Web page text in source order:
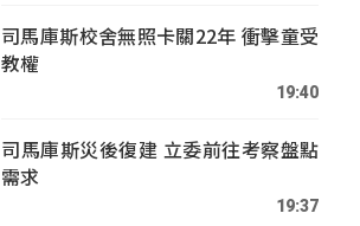
司馬庫斯校舍無照卡關22年 衝擊童受
教權
19:40
司馬庫斯災後復建 立委前往考察盤點
需求
19:37